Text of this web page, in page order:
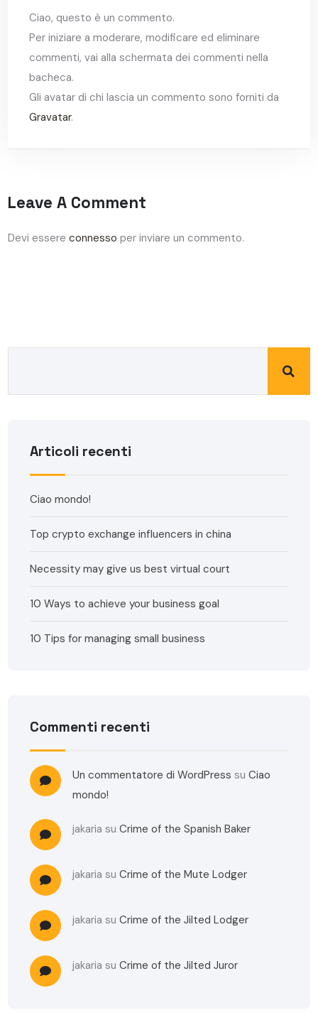
Ciao, questo è un commento.
Per iniziare a moderare, modificare ed eliminare
commenti, vai alla schermata dei commenti nella
bacheca.
Gli avatar di chi lascia un commento sono forniti da
Gravatar.
Leave A Comment
Devi essereconnesso per inviare un commento.
Articoli recenti
Ciao mondo!
Top crypto exchange influencers in china
Necessity may give us best virtual court
10 Ways to achieve your business goal
10 Tips for managing small business
Commenti recenti
Un commentatore di WordPress suCiao
mondo!
jakaria suCrime of the Spanish Baker
jakaria suCrime of the Mute Lodger
jakaria suCrime of the Jilted Lodger
jakaria suCrime of the Jilted Juror